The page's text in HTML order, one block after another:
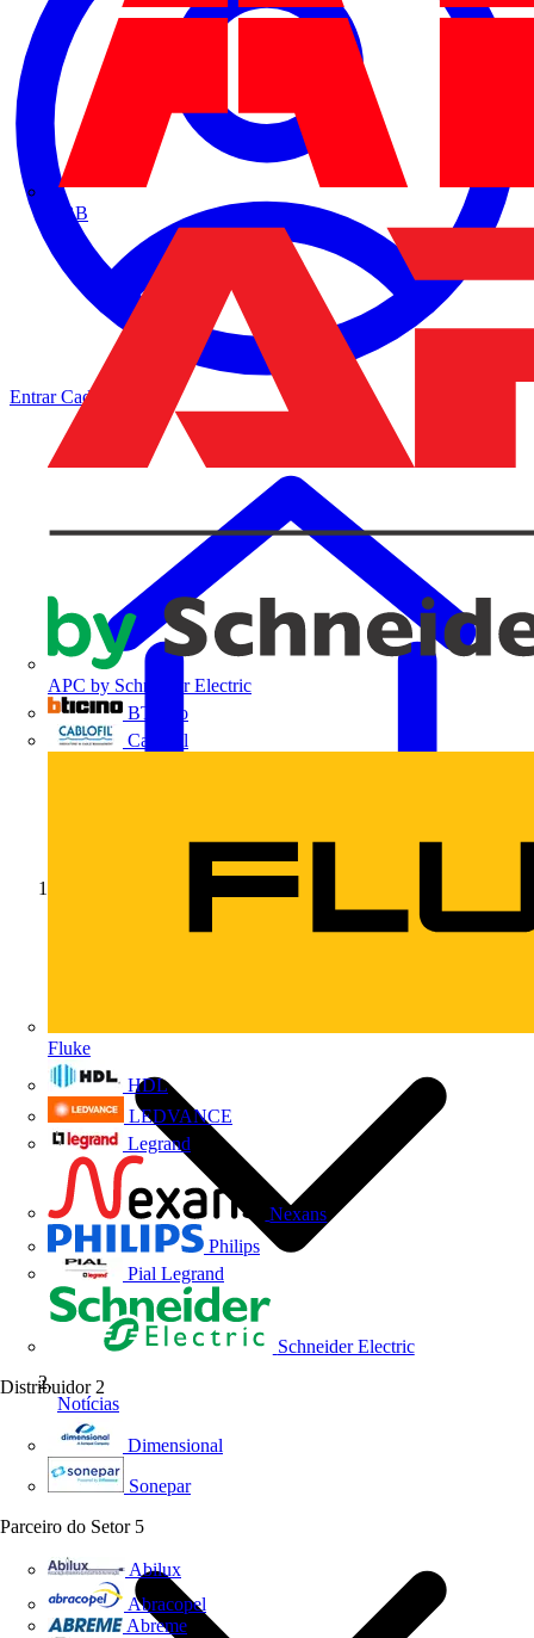
ABB
APC by Schneider Electric
BTicino
Cablofil
Fluke
HDL
LEDVANCE
Legrand
Nexans
Philips
Pial Legrand
Schneider Electric
Distribuidor 2
Dimensional
Sonepar
Parceiro do Setor 5
Abilux
Abracopel
Abreme
EntrarCadastrar
Notícias